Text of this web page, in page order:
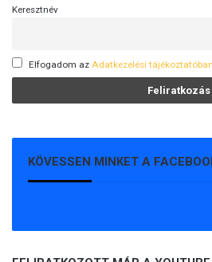
Keresztnév
Elfogadom az Adatkezelési tájékoztatóban
KÖVESSEN MINKET A